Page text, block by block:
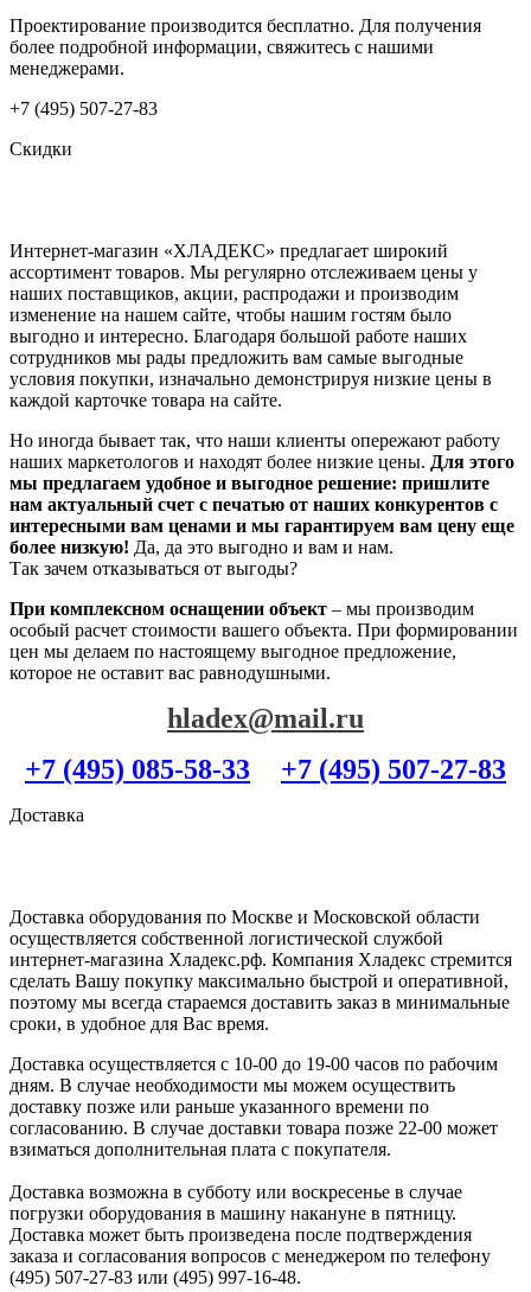
Проектирование производится бесплатно. Для получения
более подробной информации, свяжитесь с нашими
менеджерами.
+7 (495) 507-27-83
Скидки
Интернет-магазин «ХЛАДЕКС» предлагает широкий
ассортимент товаров. Мы регулярно отслеживаем цены у
наших поставщиков, акции, распродажи и производим
изменение на нашем сайте, чтобы нашим гостям было
выгодно и интересно. Благодаря большой работе наших
сотрудников мы рады предложить вам самые выгодные
условия покупки, изначально демонстрируя низкие цены в
каждой карточке товара на сайте.
Но иногда бывает так, что наши клиенты опережают работу
наших маркетологов и находят более низкие цены. Для этого
мы предлагаем удобное и выгодное решение: пришлите
нам актуальный счет с печатью от наших конкурентов с
интересными вам ценами и мы гарантируем вам цену еще
более низкую! Да, да это выгодно и вам и нам.
Так зачем отказываться от выгоды?
При комплексном оснащении объект – мы производим
особый расчет стоимости вашего объекта. При формировании
цен мы делаем по настоящему выгодное предложение,
которое не оставит вас равнодушными.
hladex@mail.ru
+7 (495) 085-58-33
+7 (495) 507-27-83
Доставка
Доставка оборудования по Москве и Московской области
осуществляется собственной логистической службой
интернет-магазина Хладекс.рф. Компания Хладекс стремится
сделать Вашу покупку максимально быстрой и оперативной,
поэтому мы всегда стараемся доставить заказ в минимальные
сроки, в удобное для Вас время.
Доставка осуществляется с 10-00 до 19-00 часов по рабочим
дням. В случае необходимости мы можем осуществить
доставку позже или раньше указанного времени по
согласованию. В случае доставки товара позже 22-00 может
взиматься дополнительная плата с покупателя.
Доставка возможна в субботу или воскресенье в случае
погрузки оборудования в машину накануне в пятницу.
Доставка может быть произведена после подтверждения
заказа и согласования вопросов с менеджером по телефону
(495) 507-27-83 или (495) 997-16-48.